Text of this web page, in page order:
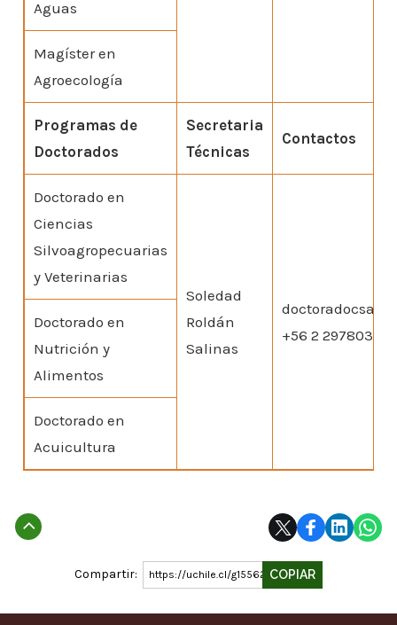
Aguas
Magíster en
Agroecología
Programas de
Doctorados
Secretaria
Técnicas
Contactos
Doctorado en
Ciencias
Silvoagropecuarias
y Veterinarias
Soledad
Roldán
Salinas
+56 2 29780301
Doctorado en
Nutrición y
Alimentos
Doctorado en
Acuicultura
Subir
Compartir: https://uchile.cl/g155620COPIAR